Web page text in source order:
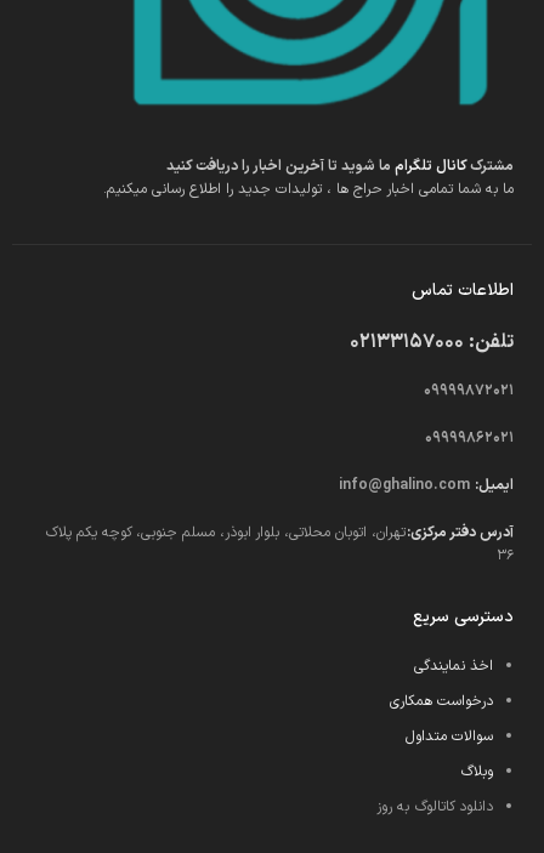
مشترککانال تلگرام ما شوید تا آخرین اخبار را دریافت کنید
ما به شما تمامی اخبار حراج ها ، تولیدات جدید را اطلاع رسانی میکنیم.
اطلاعات تماس
تلفن: 02133157000
09999872021
09999862021
ایمیل: info@ghalino.com
آدرس دفتر مرکزی:تهران، اتوبان محلاتی، بلوار ابوذر، مسلم جنوبی، کوچه یکم پلاک
36
دسترسی سریع
اخذ نمایندگی
درخواست همکاری
سوالات متداول
وبلاگ
دانلود کاتالوگ به روز